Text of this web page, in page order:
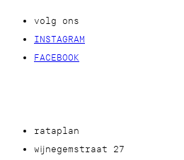
volg ons
INSTAGRAM
FACEBOOK
rataplan
wijnegemstraat 27